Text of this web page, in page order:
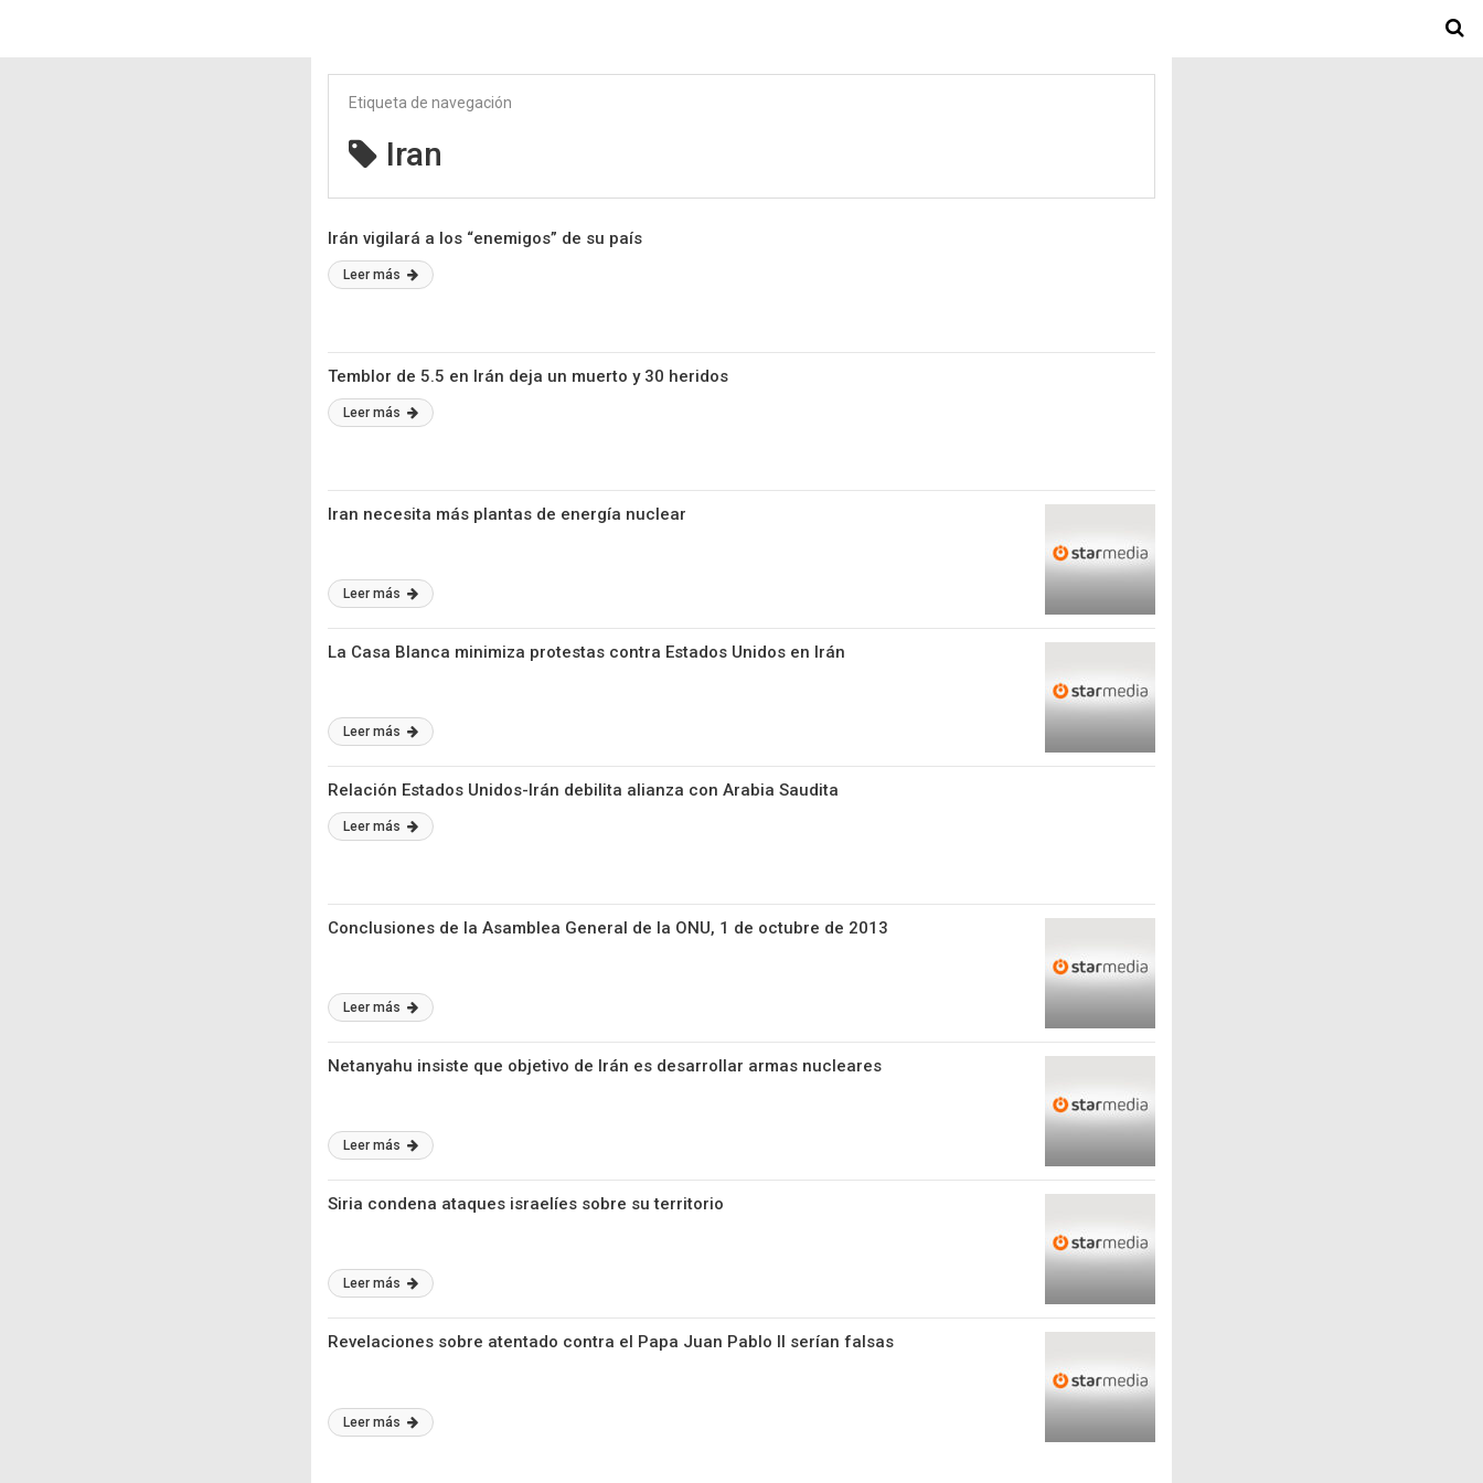
Etiqueta de navegación
Iran
Irán vigilará a los “enemigos” de su país
Leer más
Temblor de 5.5 en Irán deja un muerto y 30 heridos
Leer más
Iran necesita más plantas de energía nuclear
Leer más
La Casa Blanca minimiza protestas contra Estados Unidos en Irán
Leer más
Relación Estados Unidos-Irán debilita alianza con Arabia Saudita
Leer más
Conclusiones de la Asamblea General de la ONU, 1 de octubre de 2013
Leer más
Netanyahu insiste que objetivo de Irán es desarrollar armas nucleares
Leer más
Siria condena ataques israelíes sobre su territorio
Leer más
Revelaciones sobre atentado contra el Papa Juan Pablo II serían falsas
Leer más